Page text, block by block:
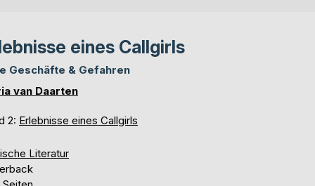
eines Callgirls
Geschäfte & Gefahren
van Daarten
2: Erlebnisse eines Callgirls
Literatur